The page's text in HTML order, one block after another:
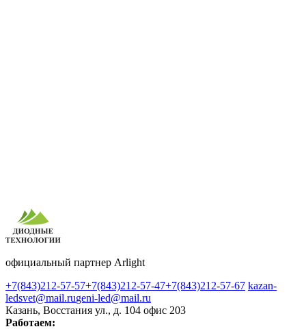
официальный партнер Arlight
+7(843)212-57-57+7(843)212-57-47+7(843)212-57-67 kazan-
ledsvet@mail.rugeni-led@mail.ru
Казань, Восстания ул., д. 104 офис 203
Работаем: